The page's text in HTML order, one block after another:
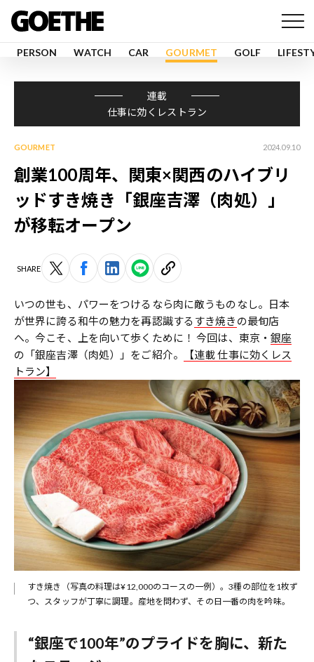
PERSON WATCH CAR GOURMET GOLF
連載
仕事に効くレストラン
GOURMET 2024.09.10
創業100周年、関東×関西のハイブリ
ッドすき焼き「銀座吉澤（肉処）」
が移転オープン
SHARE
いつの世も、パワーをつけるなら肉に敵うものなし。日本
が世界に誇る和牛の魅力を再認識する すき焼き の最旬店
へ。今こそ、上を向いて歩くために！ 今回は、東京・ 銀座
の「銀座吉澤（肉処）」をご紹介。
【連載 仕事に効くレス
トラン】
すき焼き（写真の料理は¥12,000のコースの一例）。3種の部位を1枚ず
つ、スタッフが丁寧に調理。産地を問わず、その日一番の肉を吟味。
“銀座で100年”のプライドを胸に、新た